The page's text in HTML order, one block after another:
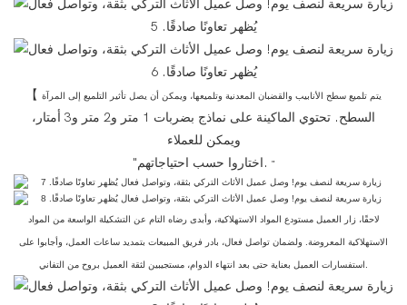
【 يتم تلميع سطح الأنابيب والقضبان المعدنية وتلميعها، ويمكن أن يصل تأثير التلميع إلى المرآة
السطح. تحتوي الماكينة على نماذج بضربات 1 متر و2 متر و3 أمتار،
ويمكن للعملاء
"اختاروا حسب احتياجاتهم. "
لاحقًا، زار العميل مستودع المواد الاستهلاكية، وأبدى رضاه التام عن التشكيلة الواسعة من المواد
الاستهلاكية المعروضة. ولضمان تواصل فعال، بادر فريق المبيعات بتمديد ساعات العمل، وأجابوا على
استفسارات العميل بعناية حتى بعد انتهاء الدوام، مستجيبين لثقة العميل بروح من التفاني.